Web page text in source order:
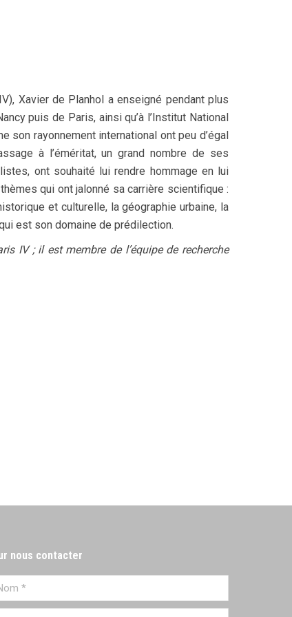
Xavier de Planhol a enseigné pendant plus
puis de Paris, ainsi qu’à l’Institut National
rayonnement international ont peu d’égal
à l’éméritat, un grand nombre de ses
ont souhaité lui rendre hommage en lui
qui ont jalonné sa carrière scientifique :
et culturelle, la géographie urbaine, la
est son domaine de prédilection.
IV ; il est membre de l’équipe de recherche
nous contacter
*